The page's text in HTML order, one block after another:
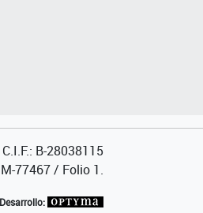
B-28038115
77467 / Folio 1.